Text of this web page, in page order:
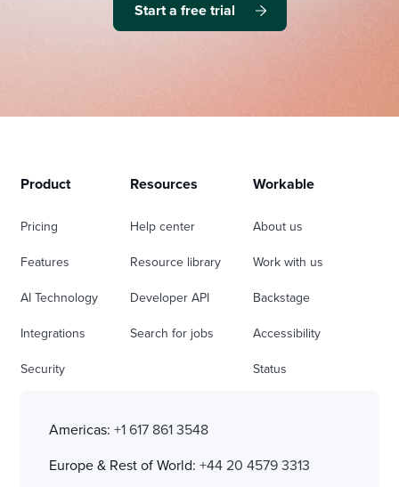
Start a free trial
Product
Pricing
Features
AI Technology
Integrations
Security
Resources
Help center
Resource library
Developer API
Search for jobs
Workable
About us
Work with us
Backstage
Accessibility
Status
Americas: +1 617 861 3548
Europe & Rest of World: +44 20 4579 3313